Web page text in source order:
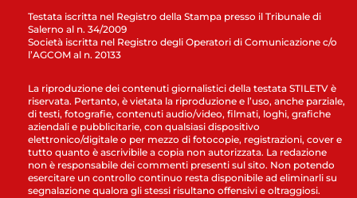
Testata iscritta nel Registro della Stampa presso il Tribunale di
Salerno al n. 34/2009
Società iscritta nel Registro degli Operatori di Comunicazione c/o
l’AGCOM al n. 20133
La riproduzione dei contenuti giornalistici della testata STILETV è
riservata. Pertanto, è vietata la riproduzione e l’uso, anche parziale,
di testi, fotografie, contenuti audio/video, filmati, loghi, grafiche
aziendali e pubblicitarie, con qualsiasi dispositivo
elettronico/digitale o per mezzo di fotocopie, registrazioni, cover e
tutto quanto è ascrivibile a copia non autorizzata. La redazione
non è responsabile dei commenti presenti sul sito. Non potendo
esercitare un controllo continuo resta disponibile ad eliminarli su
segnalazione qualora gli stessi risultano offensivi e oltraggiosi.